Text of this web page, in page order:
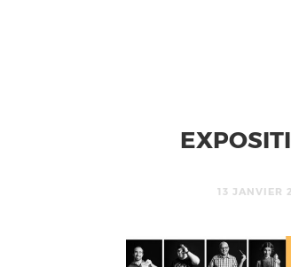
13 JANVIER